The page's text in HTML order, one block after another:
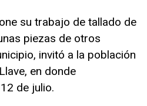
su trabajo de tallado de
piezas de otros
invitó a la población
en donde
de julio.